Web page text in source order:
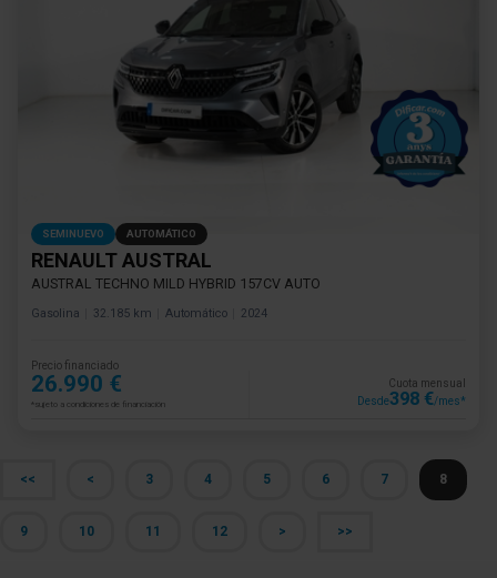
SEMINUEVO AUTOMÁTICO
RENAULT AUSTRAL
AUSTRAL TECHNO MILD HYBRID 157CV AUTO
Gasolina 32.185 km Automático 2024
Precio financiado
26.990 €
*sujeto a condiciones de financiación
Cuota mensual
Desde398 €/mes*
<< < 3 4 5 6 7 8
9 10 11 12 > >>